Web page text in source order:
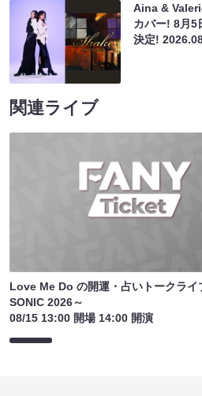
Aina &
カバー! 8月5
決定!
関連ライブ
Love Me Do の開運・占いトークラ
SONIC 2026～
08/15 13:00 開場 14:00 開演